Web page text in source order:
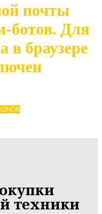
почты
ботов. Для
в браузере
техники